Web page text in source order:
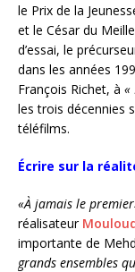
le Prix de la
et le César du
d’essai, le
dans les années
François Richet, à «
les trois décennies
téléfilms.
Écrire sur la
«À jamais le
réalisateur
importante de
grands ensembles